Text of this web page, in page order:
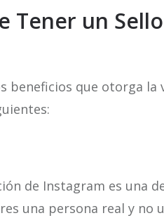
Tener un
beneficios que otorga
de Instagram es una
una persona real y no